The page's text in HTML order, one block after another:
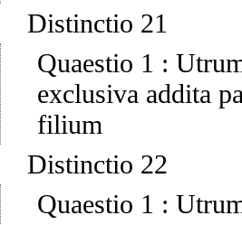
Distinctio 21
Quaestio 1 :
exclusiva addita
filium
Distinctio 22
Quaestio 1 :